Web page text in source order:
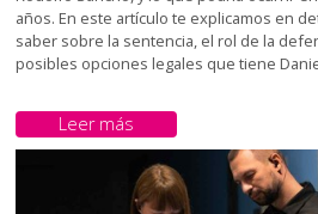
años. En este artículo te explicamos en
saber sobre la sentencia, el rol de la
posibles opciones legales que tiene
Leer más